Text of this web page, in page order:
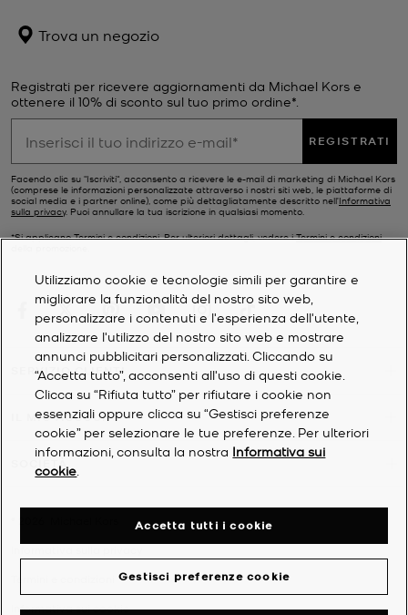
Punta su questi capi che non passano mai di moda. MK uomo è
noto per la sua estetica cool, ma classica, con un tocco sportivo.
uomo , risolverà ogni dilemma di stile in qualunque stagione. Inizia
da unafragranza da uomo Michael Kors. L'elemento invisibile che
completa ogni outfit: i nostri freschi profumi d'autore catturano il
mood del momento, caratterizzando ogni occasione, prima ancora
scegliere il taglio curato di giacche o cappotti
Michael Kors, le
nostre comode e lussuosefelpe con cappuccio da uomo,cinture
da uomo firmateda abbinare ai tuoi jeans preferiti e,
borsa di tendenza
Trova un negozio
Registrati per ricevere aggiornamenti da Michael Kors e
ottenere il 10% di sconto sul tuo primo ordine*.
REGISTRATI
Facendo clic su "Iscriviti", acconsento a ricevere le e-mail di marketing di Michael Kors
(comprese le informazioni personalizzate attraverso i nostri siti web, le piattaforme di
social media e i partner online), come più dettagliatamente descritto nell’Informativa
sulla privacy. Puoi annullare la tua iscrizione in qualsiasi momento.
*Si applicano Termini e condizioni. Per ulteriori dettagli, vedere iTermini e condizioni
SERVIZIO CLIENTI
IL MIO ACCOUNT
SOCIETÀ
Informativa sui cookie
Utilizziamo cookie e tecnologie simili per garantire e
migliorare la funzionalità del nostro sito web,
personalizzare i contenuti e l'esperienza dell'utente,
analizzare l'utilizzo del nostro sito web e mostrare
annunci pubblicitari personalizzati. Cliccando su
“Accetta tutto”, acconsenti all'uso di questi cookie.
Clicca su “Rifiuta tutto” per rifiutare i cookie non
essenziali oppure clicca su “Gestisci preferenze
cookie” per selezionare le tue preferenze. Per ulteriori
informazioni, consulta la nostra Informativa sui
cookie
Gestisci preferenze cookie
Accetta tutti i cookie